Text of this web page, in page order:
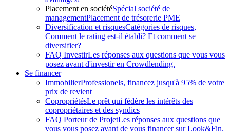
Placement en sociétéSpécial société de
managementPlacement de trésorerie PME
Diversification et risquesCatégories de risques,
Comment le rating est-il établi? Et comment se
diversifier?
FAQ InvestirLes réponses aux questions que vous vous
posez avant d'investir en Crowdlending.
Se financer
ImmobilierProfessionels, financez jusqu'à 95% de votre
prix de revient
CopropriétésLe prêt qui fédère les intérêts des
copropriétaires et des syndics
FAQ Porteur de ProjetLes réponses aux questions que
vous vous posez avant de vous financer sur Look&Fin.